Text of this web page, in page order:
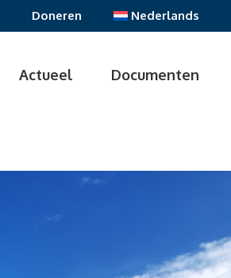
Doneren Nederlands
Actueel Documenten